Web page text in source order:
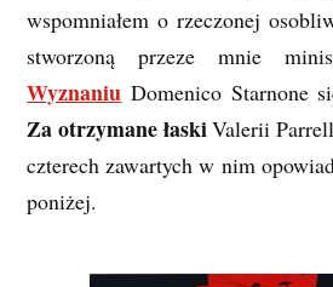
wspomniałem o rzeczonej
stworzoną przeze mnie
Wyznaniu Domenico Starnone
Za otrzymane łaskiValerii
czterech zawartych w nim
poniżej.